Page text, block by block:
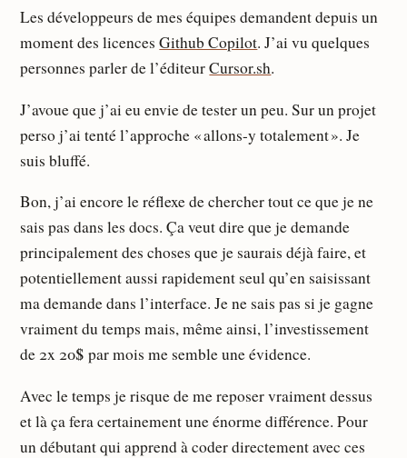
Les développeurs de mes équipes demandent depuis un
moment des licencesGithub Copilot. J’ai vu quelques
personnes parler de l’éditeurCursor.sh.
J’avoue que j’ai eu envie de tester un peu. Sur un projet
perso j’ai tenté l’approche « allons-y totalement ». Je
suis bluffé.
Bon, j’ai encore le réflexe de chercher tout ce que je ne
sais pas dans les docs. Ça veut dire que je demande
principalement des choses que je saurais déjà faire, et
potentiellement aussi rapidement seul qu’en saisissant
ma demande dans l’interface. Je ne sais pas si je gagne
vraiment du temps mais, même ainsi, l’investissement
de 2x 20$ par mois me semble une évidence.
Avec le temps je risque de me reposer vraiment dessus
et là ça fera certainement une énorme différence. Pour
un débutant qui apprend à coder directement avec ces